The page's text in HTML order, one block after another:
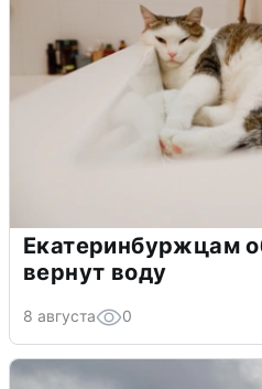
Екатеринбуржцам
вернут воду
8 августа 0